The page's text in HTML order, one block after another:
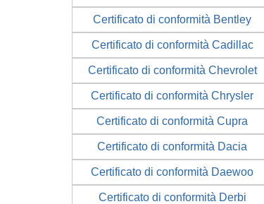
Certificato di conformità Bentley
Certificato di conformità Cadillac
Certificato di conformità Chevrolet
Certificato di conformità Chrysler
Certificato di conformità Cupra
Certificato di conformità Dacia
Certificato di conformità Daewoo
Certificato di conformità Derbi